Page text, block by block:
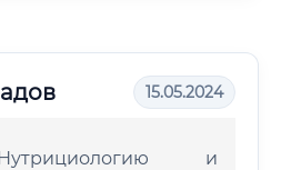
15.05.2024
и